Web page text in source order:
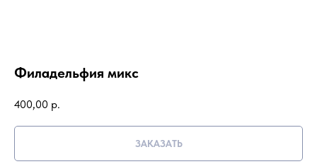
Филадельфия микс
400,00 р.
ЗАКАЗАТЬ